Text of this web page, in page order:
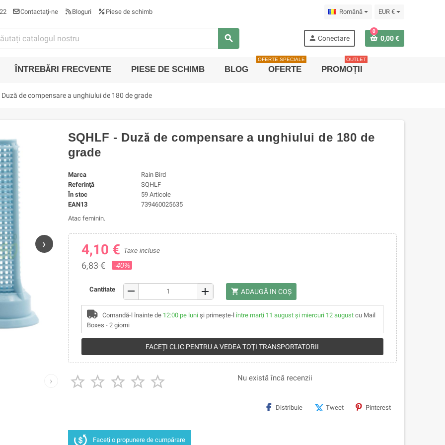
Contactaţi-ne Bloguri Piese de schimb Română EUR €
search person Conectare
0
0,00 €
ÎNTREBĂRI FRECVENTE PIESE DE SCHIMB BLOG OFERTE
OFERTE SPECIALE
PROMOȚII
OUTLET
Duză de compensare a unghiului de 180 de grade
›
›
SQHLF - Duză de compensare a unghiului de 180 de
grade
Marca
Rain Bird
Referinţă
SQHLF
În stoc
59 Articole
EAN13
739460025635
Atac feminin.
4,10 € Taxe incluse
6,83 € -40%
Cantitate remove add shopping_cart ADAUGĂ IN COŞ
Comandă-l înainte de 12:00 pe luni și primește-l între marți 11 august și miercuri 12 august cu Mail
Boxes - 2 giorni
FACEȚI CLIC PENTRU A VEDEA TOȚI TRANSPORTATORII
     Nu există încă recenzii
Distribuie Tweet Pinterest
Faceți o propunere de cumpărare